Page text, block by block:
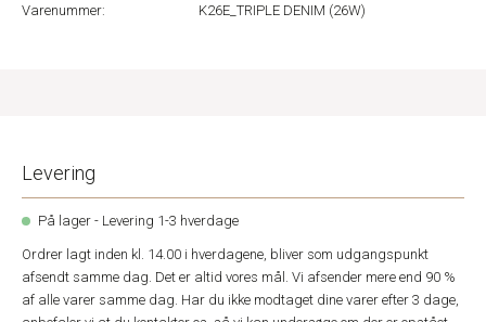
Varenummer: K26E_TRIPLE DENIM (26W)
Levering
På lager - Levering 1-3 hverdage
Ordrer lagt inden kl. 14.00 i hverdagene, bliver som udgangspunkt
afsendt samme dag. Det er altid vores mål. Vi afsender mere end 90 %
af alle varer samme dag. Har du ikke modtaget dine varer efter 3 dage,